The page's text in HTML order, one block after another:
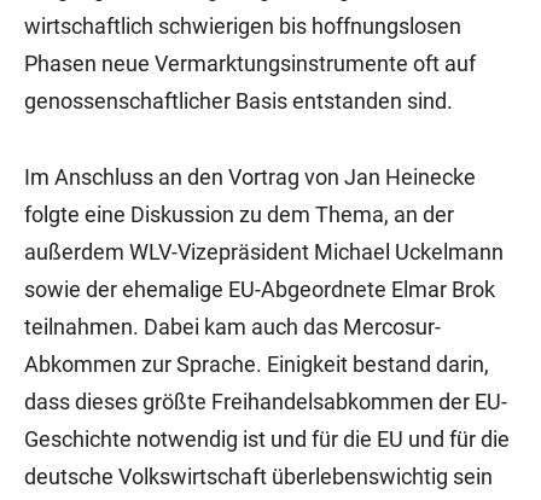
wirtschaftlich schwierigen bis hoffnungslosen
Phasen neue Vermarktungsinstrumente oft auf
genossenschaftlicher Basis entstanden sind.
Im Anschluss an den Vortrag von Jan Heinecke
folgte eine Diskussion zu dem Thema, an der
außerdem WLV-Vizepräsident Michael Uckelmann
sowie der ehemalige EU-Abgeordnete Elmar Brok
teilnahmen. Dabei kam auch das Mercosur-
Abkommen zur Sprache. Einigkeit bestand darin,
dass dieses größte Freihandelsabkommen der EU-
Geschichte notwendig ist und für die EU und für die
deutsche Volkswirtschaft überlebenswichtig sein